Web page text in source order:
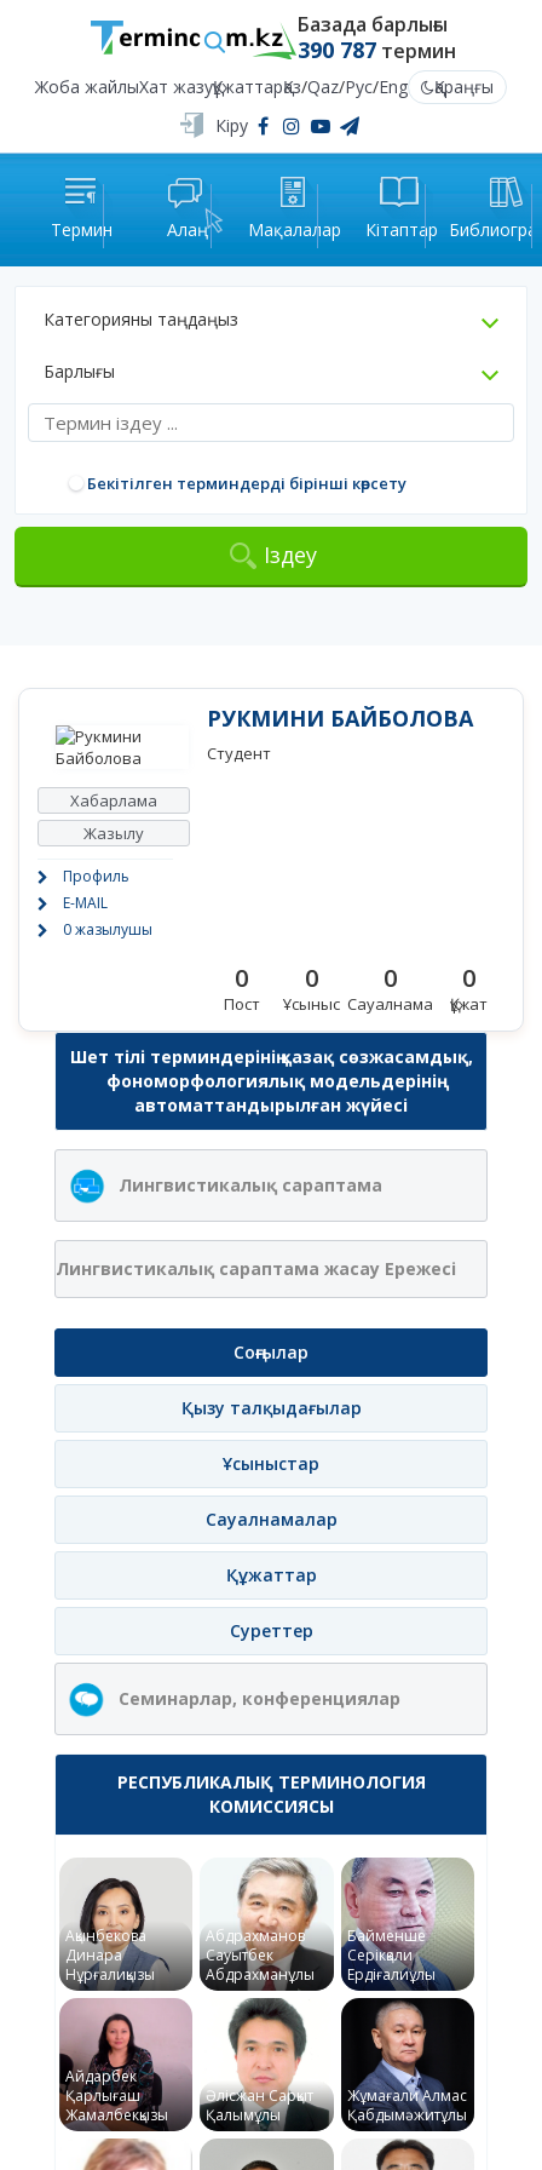
Базада барлығы
390 787термин
Жоба жайлыХат жазуҚұжаттарҚаз/Qaz/Рус/Eng
Қараңғы
Кіру
Термин Алаң Мақалалар Кітаптар
Категорияны таңдаңыз
Барлығы
Бекітілген терминдерді бірінші көрсету
Іздеу
Хабарлама
Жазылу
Профиль
E-MAIL
0 жазылушы
РУКМИНИ БАЙБОЛОВА
Студент
0
Пост
0
Ұсыныс
0
Сауалнама
0
Құжат
Шет тілі терминдерінің қазақ сөзжасамдық,
фономорфологиялық модельдерінің
автоматтандырылған жүйесі
Лингвистикалық сараптама
Лингвистикалық сараптама жасау Ережесі
Соңғылар
Қызу талқыдағылар
Ұсыныстар
Сауалнамалар
Құжаттар
Суреттер
Семинарлар, конференциялар
РЕСПУБЛИКАЛЫҚ ТЕРМИНОЛОГИЯ
КОМИССИЯСЫ
Ақынбекова
Динара
Нұрғалиқызы
Абдрахманов
Сауытбек
Абдрахманұлы
Байменше
Серікқали
Ердіғалиұлы
Айдарбек
Қарлығаш
Жамалбекқызы
Әлісжан Сарқыт
Қалымұлы
Жұмағали Алмас
Қабдымәжитұлы